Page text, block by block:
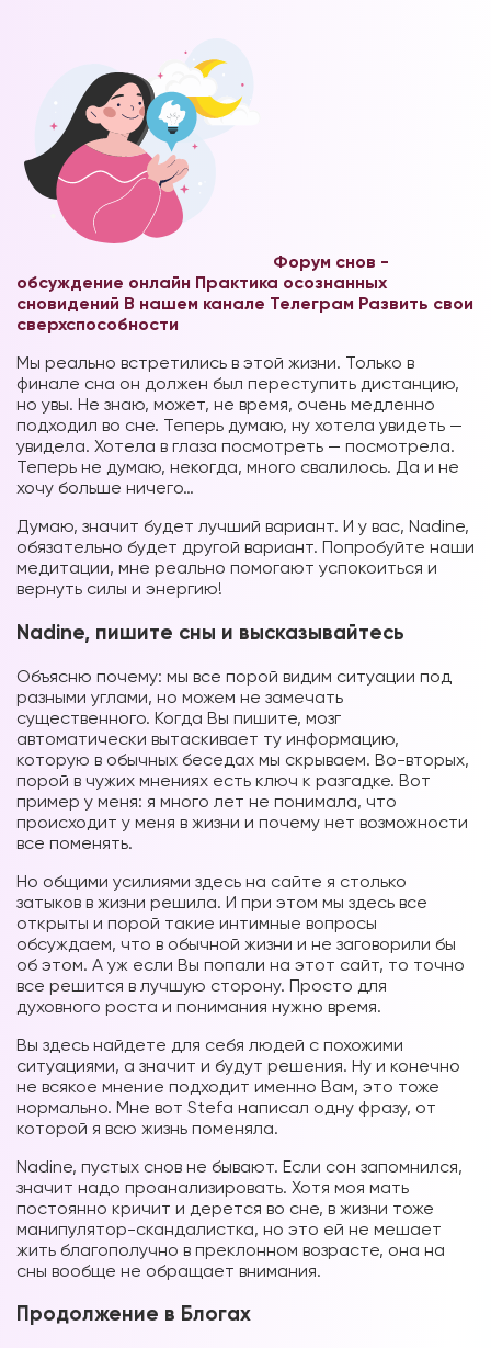
Форум снов -
обсуждение онлайн Практика осознанных
сновидений В нашем канале Телеграм Развить свои
сверхспособности
Мы реально встретились в этой жизни. Только в
финале сна он должен был переступить дистанцию,
но увы. Не знаю, может, не время, очень медленно
подходил во сне. Теперь думаю, ну хотела увидеть —
увидела. Хотела в глаза посмотреть — посмотрела.
Теперь не думаю, некогда, много свалилось. Да и не
хочу больше ничего…
Думаю, значит будет лучший вариант. И у вас, Nadine,
обязательно будет другой вариант. Попробуйте наши
медитации, мне реально помогают успокоиться и
вернуть силы и энергию!
Nadine, пишите сны и высказывайтесь
Объясню почему: мы все порой видим ситуации под
разными углами, но можем не замечать
существенного. Когда Вы пишите, мозг
автоматически вытаскивает ту информацию,
которую в обычных беседах мы скрываем. Во-вторых,
порой в чужих мнениях есть ключ к разгадке. Вот
пример у меня: я много лет не понимала, что
происходит у меня в жизни и почему нет возможности
все поменять.
Но общими усилиями здесь на сайте я столько
затыков в жизни решила. И при этом мы здесь все
открыты и порой такие интимные вопросы
обсуждаем, что в обычной жизни и не заговорили бы
об этом. А уж если Вы попали на этот сайт, то точно
все решится в лучшую сторону. Просто для
духовного роста и понимания нужно время.
Вы здесь найдете для себя людей с похожими
ситуациями, а значит и будут решения. Ну и конечно
не всякое мнение подходит именно Вам, это тоже
нормально. Мне вот Stefa написал одну фразу, от
которой я всю жизнь поменяла.
Nadine, пустых снов не бывают. Если сон запомнился,
значит надо проанализировать. Хотя моя мать
постоянно кричит и дерется во сне, в жизни тоже
манипулятор-скандалистка, но это ей не мешает
жить благополучно в преклонном возрасте, она на
сны вообще не обращает внимания.
Продолжение в Блогах